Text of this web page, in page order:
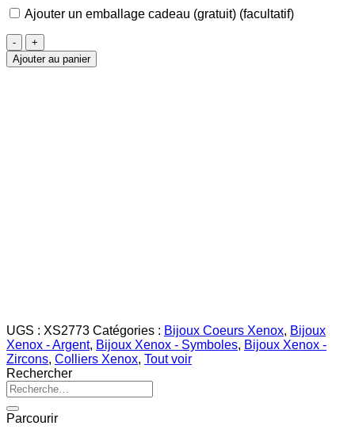
Ajouter un emballage cadeau (gratuit) (facultatif)
quantité
de
Collier
Ajouter au panier
UGS : XS2773 Catégories : Bijoux Coeurs Xenox, Bijoux
Xenox - Argent, Bijoux Xenox - Symboles, Bijoux Xenox -
Zircons, Colliers Xenox, Tout voir
Rechercher
Recherche
pour :
Parcourir